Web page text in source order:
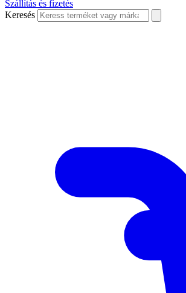
Szállítás és fizetés
Keresés